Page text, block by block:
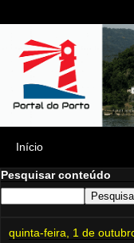
Pesquisar conteúdo
quinta-feira, 1 de